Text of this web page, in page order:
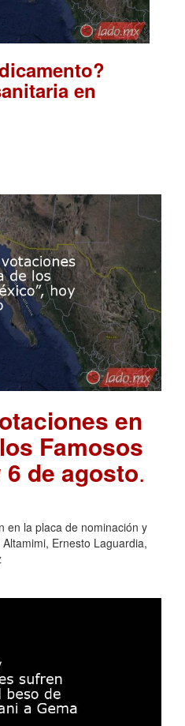
en
en
Famosos
6 de agosto.
en la placa de nominación y
Ernesto Laguardia,